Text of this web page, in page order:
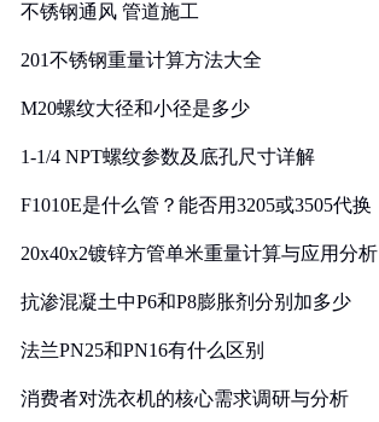
不锈钢通风 管道施工
201不锈钢重量计算方法大全
M20螺纹大径和小径是多少
1-1/4 NPT螺纹参数及底孔尺寸详解
F1010E是什么管？能否用3205或3505代换
20x40x2镀锌方管单米重量计算与应用分析
抗渗混凝土中P6和P8膨胀剂分别加多少
法兰PN25和PN16有什么区别
消费者对洗衣机的核心需求调研与分析